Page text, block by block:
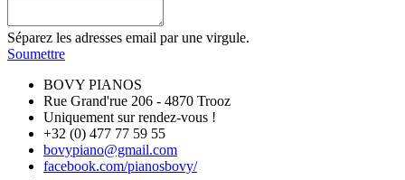
Séparez les adresses email par une virgule.
Soumettre
BOVY PIANOS
Rue Grand'rue 206 - 4870 Trooz
Uniquement sur rendez-vous !
+32 (0) 477 77 59 55
bovypiano@gmail.com
facebook.com/pianosbovy/